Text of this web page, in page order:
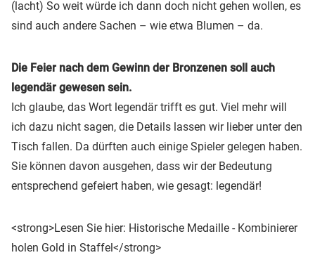
(lacht) So weit würde ich dann doch nicht gehen wollen, es
sind auch andere Sachen – wie etwa Blumen – da.
Die Feier nach dem Gewinn der Bronzenen soll auch
legendär gewesen sein.
Ich glaube, das Wort legendär trifft es gut. Viel mehr will
ich dazu nicht sagen, die Details lassen wir lieber unter den
Tisch fallen. Da dürften auch einige Spieler gelegen haben.
Sie können davon ausgehen, dass wir der Bedeutung
entsprechend gefeiert haben, wie gesagt: legendär!
<strong>Lesen Sie hier: Historische Medaille - Kombinierer
holen Gold in Staffel</strong>